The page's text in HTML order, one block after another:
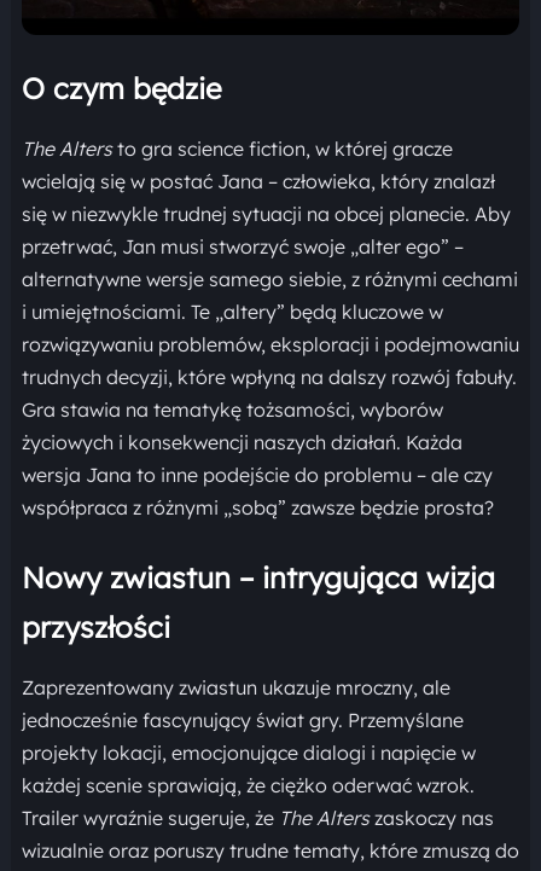
O czym będzie
The Altersto gra science fiction, w której gracze
wcielają się w postać Jana – człowieka, który znalazł
się w niezwykle trudnej sytuacji na obcej planecie. Aby
przetrwać, Jan musi stworzyć swoje „alter ego” –
alternatywne wersje samego siebie, z różnymi cechami
i umiejętnościami. Te „altery” będą kluczowe w
rozwiązywaniu problemów, eksploracji i podejmowaniu
trudnych decyzji, które wpłyną na dalszy rozwój fabuły.
Gra stawia na tematykę tożsamości, wyborów
życiowych i konsekwencji naszych działań. Każda
wersja Jana to inne podejście do problemu – ale czy
współpraca z różnymi „sobą” zawsze będzie prosta?
Nowy zwiastun – intrygująca wizja
przyszłości
Zaprezentowany zwiastun ukazuje mroczny, ale
jednocześnie fascynujący świat gry. Przemyślane
projekty lokacji, emocjonujące dialogi i napięcie w
każdej scenie sprawiają, że ciężko oderwać wzrok.
Trailer wyraźnie sugeruje, że The Alterszaskoczy nas
wizualnie oraz poruszy trudne tematy, które zmuszą do